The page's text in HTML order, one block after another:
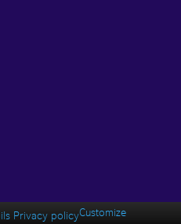
Privacy policyCustomize